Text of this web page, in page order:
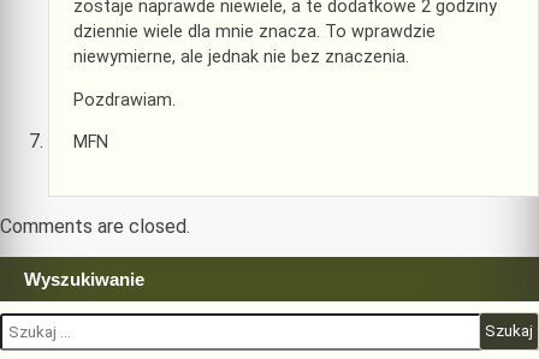
zostaje naprawde niewiele, a te dodatkowe 2 godziny
dziennie wiele dla mnie znacza. To wprawdzie
niewymierne, ale jednak nie bez znaczenia.
Pozdrawiam.
MFN
Comments are closed.
Wyszukiwanie
Szukaj: